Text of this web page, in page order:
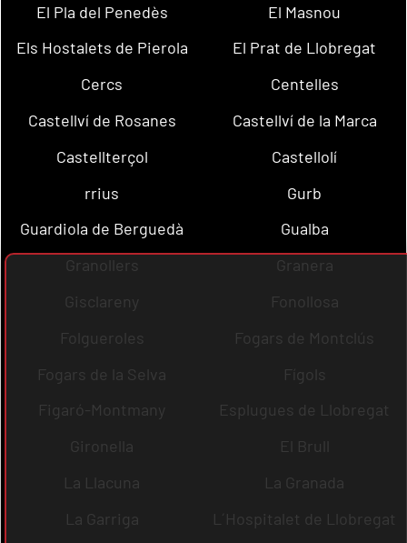
El Pla del Penedès
El Masnou
Els Hostalets de Pierola
El Prat de Llobregat
Cercs
Centelles
Castellví de Rosanes
Castellví de la Marca
Castellterçol
Castellolí
rrius
Gurb
Guardiola de Berguedà
Gualba
Granollers
Granera
Gisclareny
Fonollosa
Folgueroles
Fogars de Montclús
Fogars de la Selva
Fígols
Figaró-Montmany
Esplugues de Llobregat
Gironella
El Brull
La Llacuna
La Granada
La Garriga
L´Hospitalet de Llobregat